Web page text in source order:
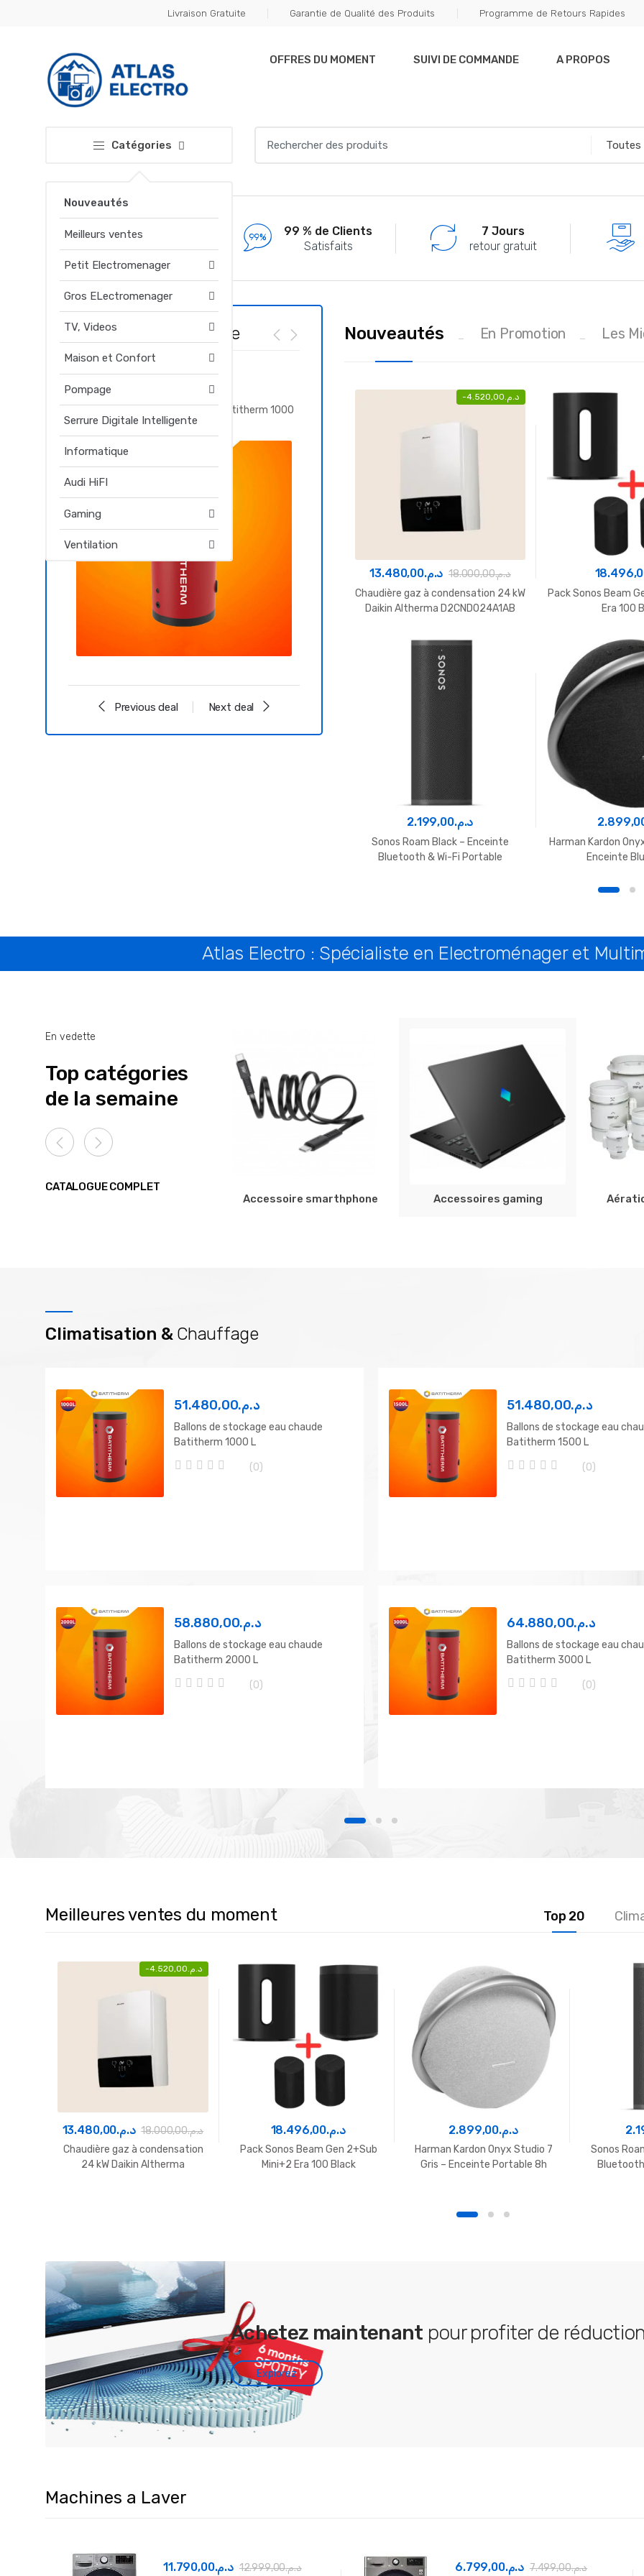
Livraison Gratuite Garantie de Qualité des Produits Programme de Retours Rapides
OFFRES DU MOMENT SUIVI DE COMMANDE A PROPOS
Catégories
Nouveautés
Meilleurs ventes
Petit Electromenager
Gros ELectromenager
TV, Videos
Maison et Confort
Pompage
Serrure Digitale Intelligente
Informatique
Audi HiFI
Gaming
Ventilation
for:
Livraison Gratuite
99 % de Clients
Satisfaits
7 Jours
retour gratuit
Promos de la semaine
51.480,00
Ballons de stockage eau chaude Batitherm 1000
L
د.م.51.480,00 د.م.58.880,00
Ballons de stockage
Previous deal Next deal
Nouveautés En Promotion Les
- د.م.4.520,00
د.م.13.480,00 د.م.18.000,00
Chaudière gaz à condensation 24 kW
Daikin Altherma D2CND024A1AB
Pack Sonos Beam
Era 100
د.م.2.199,00
Sonos Roam Black – Enceinte
Bluetooth & Wi-Fi Portable
Harman Kardon
Enceinte
Atlas Electro : Spécialiste en Electroménager et
En vedette
Top catégories
de la semaine
CATALOGUE COMPLET
Accessoire smarthphone
Accessoires gaming
Climatisation & Chauffage
د.م.51.480,00
Ballons de stockage eau chaude
Batitherm 1000 L
(0)
د.م.51.480,00
Ballons de stockage eau
Batitherm 1500 L
(0)
د.م.58.880,00
Ballons de stockage eau chaude
Batitherm 2000 L
(0)
د.م.64.880,00
Ballons de stockage eau
Batitherm 3000 L
(0)
Meilleures ventes du moment Top 20
- د.م.4.520,00
د.م.13.480,00 د.م.18.000,00
Chaudière gaz à condensation
24 kW Daikin Altherma
د.م.18.496,00
Pack Sonos Beam Gen 2+Sub
Mini+2 Era 100 Black
د.م.2.899,00
Harman Kardon Onyx Studio 7
Gris – Enceinte Portable 8h
Sonos
Achetez maintenant pour profiter de
Explorez
Machines a Laver
د.م.11.790,00 د.م.12.999,00 د.م.6.799,00 د.م.7.499,00